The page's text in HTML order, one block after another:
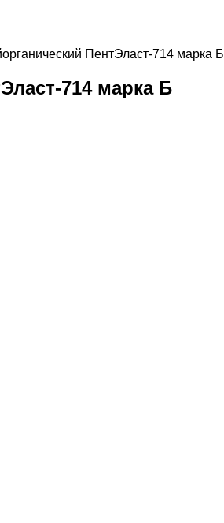
ПентЭласт-714 марка Б
714 марка Б